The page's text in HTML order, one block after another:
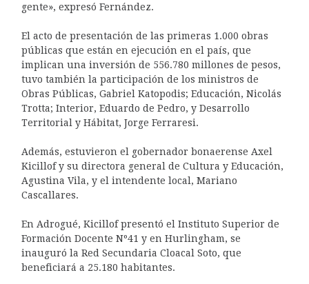
gente», expresó Fernández.
El acto de presentación de las primeras 1.000 obras
públicas que están en ejecución en el país, que
implican una inversión de 556.780 millones de pesos,
tuvo también la participación de los ministros de
Obras Públicas, Gabriel Katopodis; Educación, Nicolás
Trotta; Interior, Eduardo de Pedro, y Desarrollo
Territorial y Hábitat, Jorge Ferraresi.
Además, estuvieron el gobernador bonaerense Axel
Kicillof y su directora general de Cultura y Educación,
Agustina Vila, y el intendente local, Mariano
Cascallares.
En Adrogué, Kicillof presentó el Instituto Superior de
Formación Docente Nº41 y en Hurlingham, se
inauguró la Red Secundaria Cloacal Soto, que
beneficiará a 25.180 habitantes.